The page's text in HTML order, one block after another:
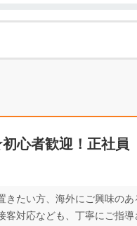
心者歓迎！正社員
たい方、海外にご興味の
対応なども、丁寧にご指